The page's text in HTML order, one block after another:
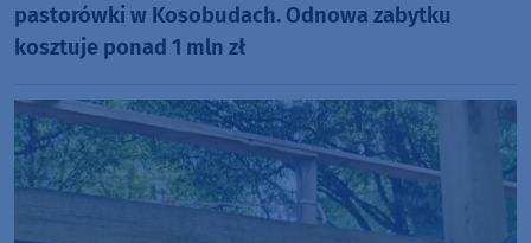
pastorówki w Kosobudach. Odnowa zabytku
kosztuje ponad 1 mln zł